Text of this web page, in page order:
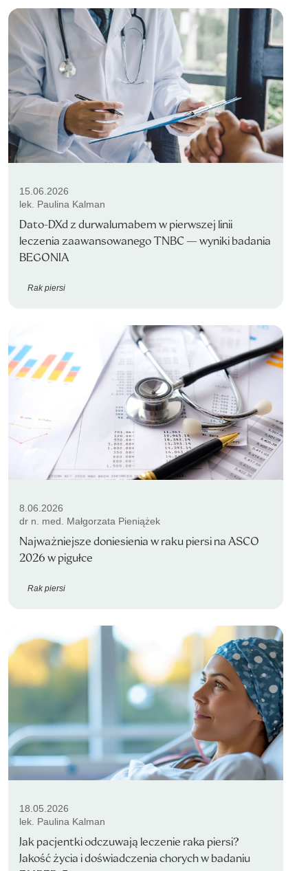
15.06.2026
lek. Paulina Kalman
Dato-DXd z durwalumabem w pierwszej linii
leczenia zaawansowanego TNBC — wyniki badania
BEGONIA
Rak piersi
8.06.2026
dr n. med. Małgorzata Pieniążek
Najważniejsze doniesienia w raku piersi na ASCO
2026 w pigułce
Rak piersi
18.05.2026
lek. Paulina Kalman
Jak pacjentki odczuwają leczenie raka piersi?
Jakość życia i doświadczenia chorych w badaniu